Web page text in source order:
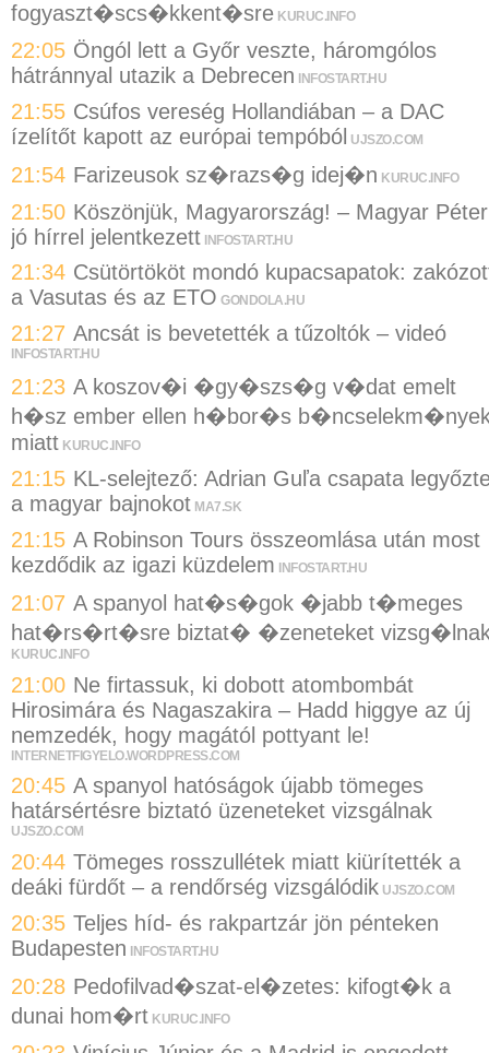
fogyaszt�scs�kkent�sre KURUC.INFO
22:05 Öngól lett a Győr veszte, háromgólos
hátránnyal utazik a Debrecen
INFOSTART.HU
21:55 Csúfos vereség Hollandiában – a DAC
ízelítőt kapott az európai tempóból UJSZO.COM
21:54 Farizeusok sz�razs�g idej�n KURUC.INFO
21:50 Köszönjük, Magyarország! – Magyar Péter
jó hírrel jelentkezett INFOSTART.HU
21:34 Csütörtököt mondó kupacsapatok:
a Vasutas és az ETO GONDOLA.HU
21:27 Ancsát is bevetették a tűzoltók – videó
INFOSTART.HU
21:23 A koszov�i �gy�szs�g v�dat emelt
h�sz ember ellen h�bor�s
miatt KURUC.INFO
21:15 KL-selejtező: Adrian Guľa csapata
a magyar bajnokot MA7.SK
21:15 A Robinson Tours összeomlása után most
kezdődik az igazi küzdelem INFOSTART.HU
21:07 A spanyol hat�s�gok �jabb t�meges
hat�rs�rt�sre biztat� �zeneteket
KURUC.INFO
21:00 Ne firtassuk, ki dobott atombombát
Hirosimára és Nagaszakira – Hadd higgye az új
nemzedék, hogy magától pottyant le!
INTERNETFIGYELO.WORDPRESS.COM
20:45 A spanyol hatóságok újabb tömeges
határsértésre biztató üzeneteket vizsgálnak
UJSZO.COM
20:44 Tömeges rosszullétek miatt kiürítették a
deáki fürdőt – a rendőrség vizsgálódik UJSZO.COM
20:35 Teljes híd- és rakpartzár jön pénteken
Budapesten INFOSTART.HU
20:28 Pedofilvad�szat-el�zetes: kifogt�k a
dunai hom�rt KURUC.INFO